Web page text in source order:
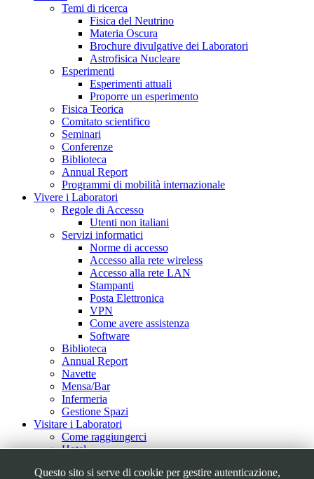
Temi di ricerca
Fisica del Neutrino
Materia Oscura
Brochure divulgative dei Laboratori
Astrofisica Nucleare
Esperimenti
Esperimenti attuali
Proporre un esperimento
Fisica Teorica
Comitato scientifico
Seminari
Conferenze
Biblioteca
Annual Report
Programmi di mobilità internazionale
Vivere i Laboratori
Regole di Accesso
Utenti non italiani
Servizi informatici
Norme di accesso
Accesso alla rete wireless
Accesso alla rete LAN
Stampanti
Posta Elettronica
VPN
Come avere assistenza
Software
Biblioteca
Annual Report
Navette
Mensa/Bar
Infermeria
Gestione Spazi
Visitare i Laboratori
Come raggiungerci
Hotel
Tour Virtuale
Questo sito si serve di cookie per gestire autenticazione,